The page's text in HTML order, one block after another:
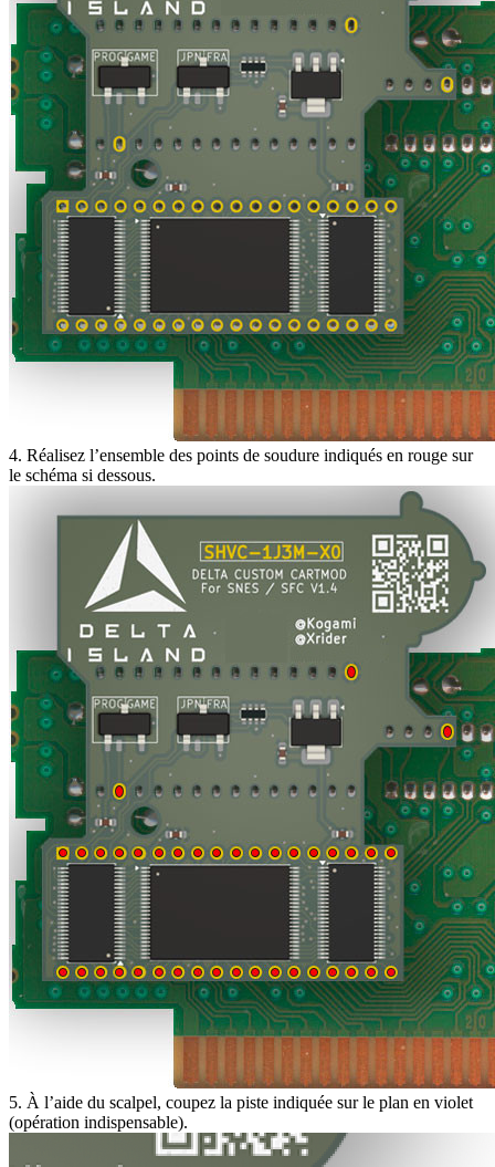
4. Réalisez l’ensemble des points de soudure indiqués en rouge sur
le schéma si dessous.
5. À l’aide du scalpel, coupez la piste indiquée sur le plan en violet
(opération indispensable).